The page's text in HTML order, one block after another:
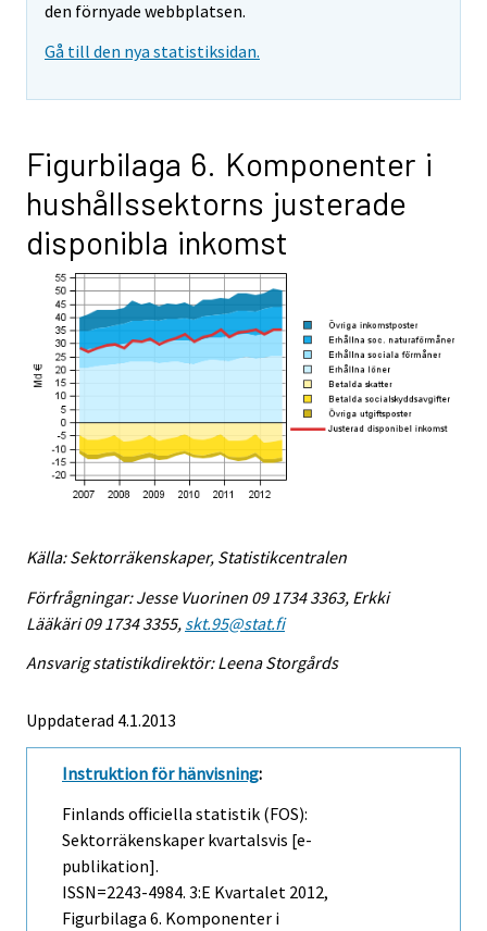
den förnyade webbplatsen.
Gå till den nya statistiksidan.
Figurbilaga 6. Komponenter i
hushållssektorns justerade
disponibla inkomst
Källa: Sektorräkenskaper, Statistikcentralen
Förfrågningar: Jesse Vuorinen 09 1734 3363, Erkki
Lääkäri 09 1734 3355, skt.95@stat.fi
Ansvarig statistikdirektör: Leena Storgårds
Uppdaterad 4.1.2013
Instruktion för hänvisning:
Finlands officiella statistik (FOS):
Sektorräkenskaper kvartalsvis [e-
publikation].
ISSN=2243-4984. 3:e Kvartalet 2012,
Figurbilaga 6. Komponenter i